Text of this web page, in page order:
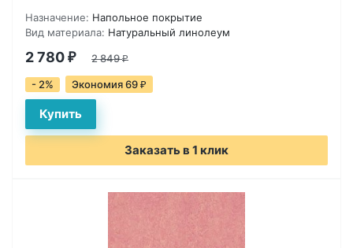
Назначение: Напольное покрытие
Вид материала: Натуральный линолеум
2 780 ₽ 2 849₽
- 2% Экономия 69 ₽
Заказать в 1 клик